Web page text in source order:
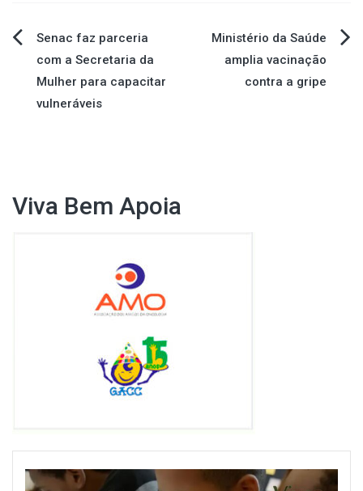
Navegação
de
Senac faz parceria
com a Secretaria da
Mulher para capacitar
vulneráveis
Ministério da Saúde
amplia vacinação
contra a gripe
Viva Bem Apoia